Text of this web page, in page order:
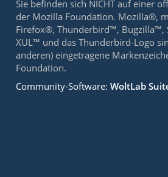
Sie befinden sich NICHT auf einer
der Mozilla Foundation. Mozilla®,
Firefox®, Thunderbird™, Bugzilla™,
XUL™ und das Thunderbird-Logo
anderen) eingetragene
Foundation.
Community-Software:WoltLab